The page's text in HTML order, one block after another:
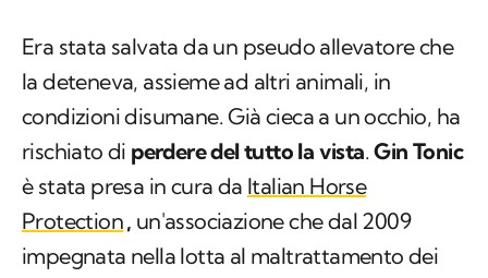
Era stata salvata da un pseudo allevatore che
la deteneva, assieme ad altri animali, in
condizioni disumane. Già cieca a un occhio, ha
rischiato di perdere del tutto la vista.Gin Tonic
è stata presa in cura da Italian Horse
Protection, un'associazione che dal 2009
impegnata nella lotta al maltrattamento dei